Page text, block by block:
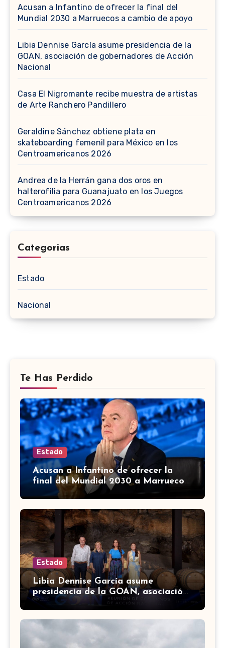
Acusan a Infantino de ofrecer la final del
Mundial 2030 a Marruecos a cambio de apoyo
Libia Dennise García asume presidencia de la
GOAN, asociación de gobernadores de Acción
Nacional
Casa El Nigromante recibe muestra de artistas
de Arte Ranchero Pandillero
Geraldine Sánchez obtiene plata en
skateboarding femenil para México en los
Centroamericanos 2026
Andrea de la Herrán gana dos oros en
halterofilia para Guanajuato en los Juegos
Centroamericanos 2026
Categorias
Estado
Nacional
Te Has Perdido
Estado
Acusan a Infantino de ofrecer la
final del Mundial 2030 a Marruecos
a cambio de apoyo
Estado
Libia Dennise García asume
presidencia de la GOAN, asociación
de gobernadores de Acción
Nacional